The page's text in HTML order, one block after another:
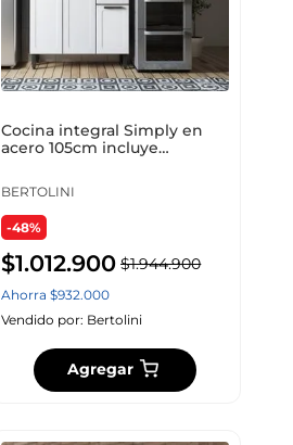
Cocina integral Simply en
acero 105cm incluye
BERTOLINI
-48%
$1.012.900 $1.944.900
Ahorra$932.000
Vendido por: Bertolini
Agregar